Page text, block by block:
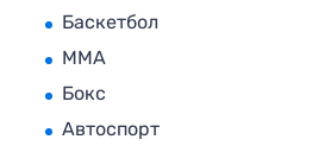
Баскетбол
MMA
Бокс
Автоспорт